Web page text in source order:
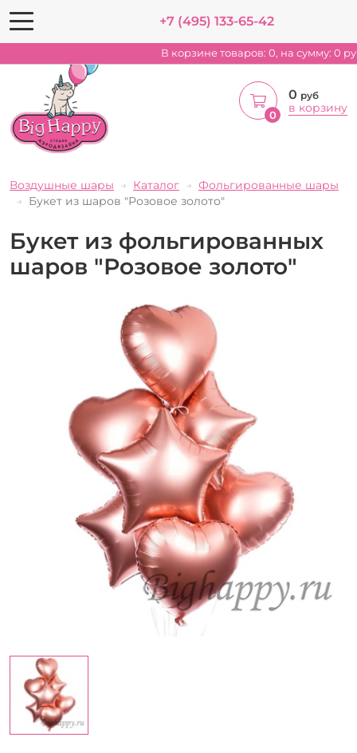
+7 (495) 133-65-42
В корзине товаров: 0, на сумму: 0
0
0 руб
в корзину
Воздушные шары Каталог
Фольгированные шары
Букет из шаров "Розовое золото"
Букет из фольгированных
шаров "Розовое золото"